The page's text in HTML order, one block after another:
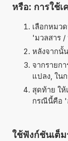
หรือ: การใช้เ
เลือกหมว
'มวลสาร
หลังจากนั้
จากรายก
แปลง, ใน
สุดท้าย ใ
กรณีนี้คือ '
ใช้ฟังก์ชันเต็